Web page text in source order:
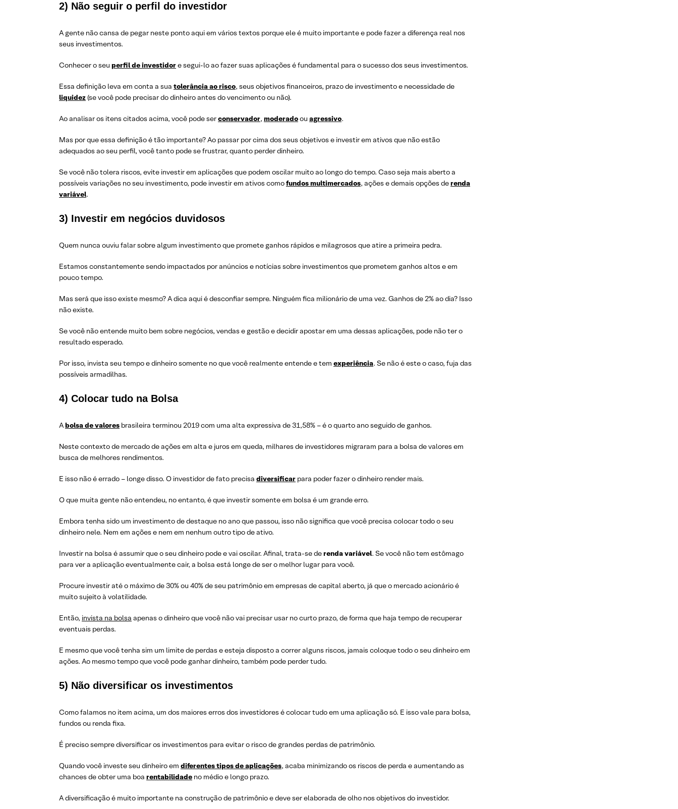
2) Não seguir o perfil do investidor
A gente não cansa de pegar neste ponto aqui em vários textos porque ele é muito importante e pode fazer a diferença real nos
seus investimentos.
Conhecer o seu perfil de investidore segui-lo ao fazer suas aplicações é fundamental para o sucesso dos seus investimentos.
Essa definição leva em conta a sua tolerância ao risco, seus objetivos financeiros, prazo de investimento e necessidade de
liquidez(se você pode precisar do dinheiro antes do vencimento ou não).
Ao analisar os itens citados acima, você pode serconservador, moderadoou agressivo.
Mas por que essa definição é tão importante? Ao passar por cima dos seus objetivos e investir em ativos que não estão
adequados ao seu perfil, você tanto pode se frustrar, quanto perder dinheiro.
Se você não tolera riscos, evite investir em aplicações que podem oscilar muito ao longo do tempo. Caso seja mais aberto a
possíveis variações no seu investimento, pode investir em ativos comofundos multimercados, ações e demais opções derenda
variável.
3) Investir em negócios duvidosos
Quem nunca ouviu falar sobre algum investimento que promete ganhos rápidos e milagrosos que atire a primeira pedra.
Estamos constantemente sendo impactados por anúncios e notícias sobre investimentos que prometem ganhos altos e em
pouco tempo.
Mas será que isso existe mesmo? A dica aqui é desconfiar sempre. Ninguém fica milionário de uma vez. Ganhos de 2% ao dia? Isso
não existe.
Se você não entende muito bem sobre negócios, vendas e gestão e decidir apostar em uma dessas aplicações, pode não ter o
resultado esperado.
Por isso, invista seu tempo e dinheiro somente no que você realmente entende e tem experiência. Se não é este o caso, fuja das
possíveis armadilhas.
4) Colocar tudo na Bolsa
Abolsa de valores brasileira terminou 2019 com uma alta expressiva de 31,58% – é o quarto ano seguido de ganhos.
Neste contexto de mercado de ações em alta e juros em queda, milhares de investidores migraram para a bolsa de valores em
busca de melhores rendimentos.
E isso não é errado – longe disso. O investidor de fato precisa diversificar para poder fazer o dinheiro render mais.
O que muita gente não entendeu, no entanto, é que investir somente em bolsa é um grande erro.
Embora tenha sido um investimento de destaque no ano que passou, isso não significa que você precisa colocar todo o seu
dinheiro nele. Nem em ações e nem em nenhum outro tipo de ativo.
Investir na bolsa é assumir que o seu dinheiro pode e vai oscilar. Afinal, trata-se derenda variável. Se você não tem estômago
para ver a aplicação eventualmente cair, a bolsa está longe de ser o melhor lugar para você.
Procure investir até o máximo de 30% ou 40% de seu patrimônio em empresas de capital aberto, já que o mercado acionário é
muito sujeito à volatilidade.
Então, invista na bolsa apenas o dinheiro que você não vai precisar usar no curto prazo, de forma que haja tempo de recuperar
eventuais perdas.
E mesmo que você tenha sim um limite de perdas e esteja disposto a correr alguns riscos, jamais coloque todo o seu dinheiro em
ações. Ao mesmo tempo que você pode ganhar dinheiro, também pode perder tudo.
5) Não diversificar os investimentos
Como falamos no item acima, um dos maiores erros dos investidores é colocar tudo em uma aplicação só. E isso vale para bolsa,
fundos ou renda fixa.
É preciso sempre diversificar os investimentos para evitar o risco de grandes perdas de patrimônio.
Quando você investe seu dinheiro em diferentes tipos de aplicações, acaba minimizando os riscos de perda e aumentando as
chances de obter uma boa rentabilidade no médio e longo prazo.
A diversificação é muito importante na construção de patrimônio e deve ser elaborada de olho nos objetivos do investidor.